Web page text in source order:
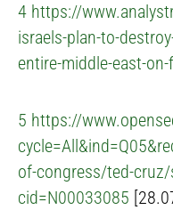
4 https://
israels-plan-to-
entire-middle-east-on-
5 https://
of-congress/ted-cruz/
cid=N00033085